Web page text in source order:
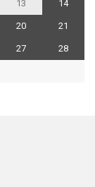
13 14
20 21
27 28